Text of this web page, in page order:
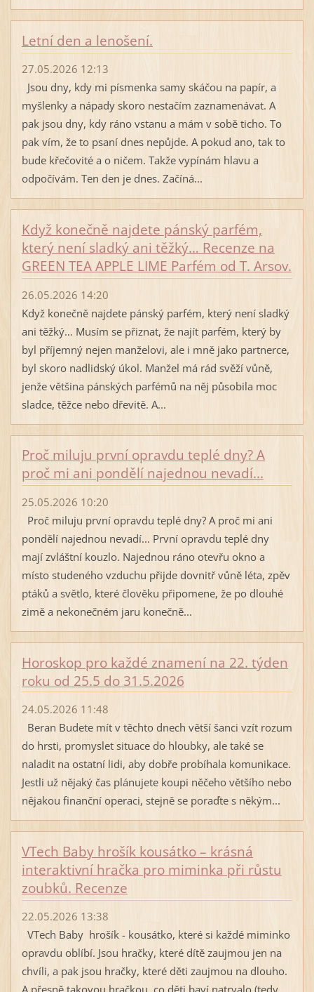
Letní den a lenošení.
27.05.2026 12:13
Jsou dny, kdy mi písmenka samy skáčou na papír, a
myšlenky a nápady skoro nestačím zaznamenávat. A
pak jsou dny, kdy ráno vstanu a mám v sobě ticho. To
pak vím, že to psaní dnes nepůjde. A pokud ano, tak to
bude křečovité a o ničem. Takže vypínám hlavu a
odpočívám. Ten den je dnes. Začíná...
Když konečně najdete pánský parfém,
který není sladký ani těžký… Recenze na
GREEN TEA APPLE LIME Parfém od T. Arsov.
26.05.2026 14:20
Když konečně najdete pánský parfém, který není sladký
ani těžký… Musím se přiznat, že najít parfém, který by
byl příjemný nejen manželovi, ale i mně jako partnerce,
byl skoro nadlidský úkol. Manžel má rád svěží vůně,
jenže většina pánských parfémů na něj působila moc
sladce, těžce nebo dřevitě. A...
Proč miluju první opravdu teplé dny? A
proč mi ani pondělí najednou nevadí...
25.05.2026 10:20
Proč miluju první opravdu teplé dny? A proč mi ani
pondělí najednou nevadí... První opravdu teplé dny
mají zvláštní kouzlo. Najednou ráno otevřu okno a
místo studeného vzduchu přijde dovnitř vůně léta, zpěv
ptáků a světlo, které člověku připomene, že po dlouhé
zimě a nekonečném jaru konečně...
Horoskop pro každé znamení na 22. týden
roku od 25.5 do 31.5.2026
24.05.2026 11:48
Beran Budete mít v těchto dnech větší šanci vzít rozum
do hrsti, promyslet situace do hloubky, ale také se
naladit na ostatní lidi, aby dobře probíhala komunikace.
Jestli už nějaký čas plánujete koupi něčeho většího nebo
nějakou finanční operaci, stejně se poraďte s někým...
VTech Baby hrošík kousátko – krásná
interaktivní hračka pro miminka při růstu
zoubků. Recenze
22.05.2026 13:38
VTech Baby hrošík - kousátko, které si každé miminko
opravdu oblíbí. Jsou hračky, které dítě zaujmou jen na
chvíli, a pak jsou hračky, které děti zaujmou na dlouho.